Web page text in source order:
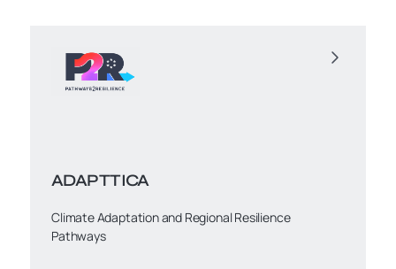
ADAPTTICA
Climate Adaptation and Regional Resilience
Pathways